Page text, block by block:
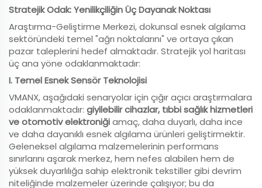
Stratejik Odak: Yenilikçiliğin Üç Dayanak Noktası
Araştırma-Geliştirme Merkezi, dokunsal esnek algılama
sektöründeki temel "ağrı noktalarını" ve ortaya çıkan
pazar taleplerini hedef almaktadır. Stratejik yol haritası
üç ana yöne odaklanmaktadır:
I. Temel Esnek Sensör Teknolojisi
VMANX, aşağıdaki senaryolar için çığır açıcı araştırmalara
odaklanmaktadır: giyilebilir cihazlar, tıbbi sağlık hizmetleri
ve otomotiv elektroniğiamaç, daha duyarlı, daha ince
ve daha dayanıklı esnek algılama ürünleri geliştirmektir.
Geleneksel algılama malzemelerinin performans
sınırlarını aşarak merkez, hem nefes alabilen hem de
yüksek duyarlılığa sahip elektronik tekstiller gibi devrim
niteliğinde malzemeler üzerinde çalışıyor; bu da